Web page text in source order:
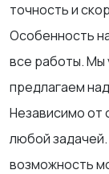
точность и
Особенность
все работы. Мы
предлагаем
Независимо от
любой
возможность